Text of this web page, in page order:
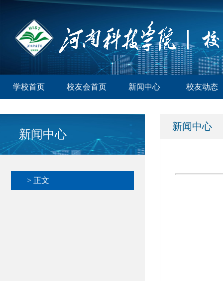
学校首页 校友会首页 新闻中心 校友动态
新闻中心
> 正文
新闻中心